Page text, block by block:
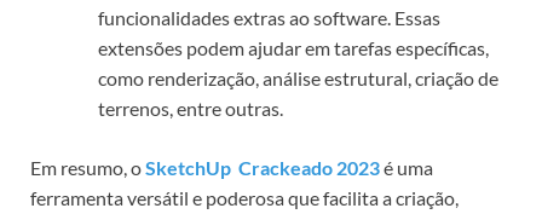
funcionalidades extras ao software. Essas
extensões podem ajudar em tarefas específicas,
como renderização, análise estrutural, criação de
terrenos, entre outras.
Em resumo, oSketchUp Crackeado 2023é uma
ferramenta versátil e poderosa que facilita a criação,